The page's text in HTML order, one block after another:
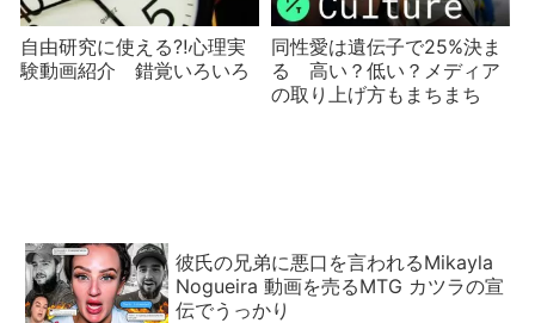
自由研究に使える⁈心理実
験動画紹介 錯覚いろいろ
同性愛は遺伝子で25%決ま
る 高い？低い？メディア
の取り上げ方もまちまち
彼氏の兄弟に悪口を言われるMikayla
Nogueira 動画を売るMTG カツラの宣
伝でうっかり